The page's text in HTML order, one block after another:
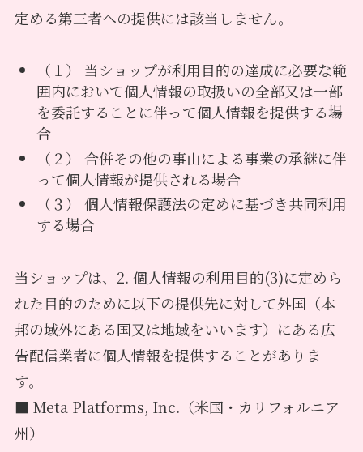
定める第三者への提供には該当しません。
（１） 当ショップが利用目的の達成に必要な範
囲内において個人情報の取扱いの全部又は一部
を委託することに伴って個人情報を提供する場
合
（２） 合併その他の事由による事業の承継に伴
って個人情報が提供される場合
（３） 個人情報保護法の定めに基づき共同利用
する場合
当ショップは、2. 個人情報の利用目的(3)に定めら
れた目的のために以下の提供先に対して外国（本
邦の域外にある国又は地域をいいます）にある広
告配信業者に個人情報を提供することがありま
す。
■ Meta Platforms, Inc.（米国・カリフォルニア
州）